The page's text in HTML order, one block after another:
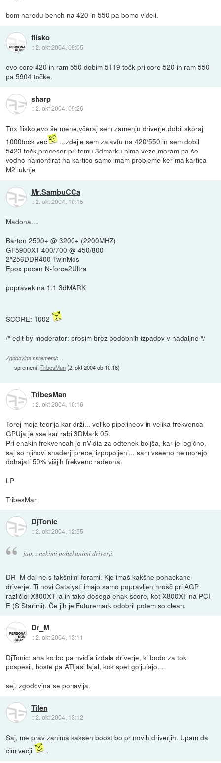
bom naredu bench na 420 in 550 pa bomo videli.
flisko
::2. okt 2004, 09:05
evo core 420 in ram 550 dobim 5119 točk pri core 520 in ram 550
pa 5904 točke.
sharp
::2. okt 2004, 09:26
Tnx flisko,evo še mene,včeraj sem zamenju driverje,dobil skoraj
1000točk več
...zdejle sem zalavfu na 420/550 in sem dobil
5423 točk,procesor pri temu 3dmarku nima veze,moram pa še
vodno namontirat na kartico samo imam probleme ker ma kartica
M2 luknje
Mr.SambuCCa
::2. okt 2004, 10:15
Madona....
Barton 2500+ @ 3200+ (2200MHZ)
GF5900XT 400/700 @ 450/800
2*256DDR400 TwinMos
Epox pocen N-force2Ultra
popravek na 1.1 3dMARK
SCORE: 1002
/* edit by moderator: prosim brez podobnih izpadov v nadaljne */
Zgodovina sprememb…
spremenil:TribesMan(2. okt 2004 ob 10:18)
TribesMan
::2. okt 2004, 10:16
Torej moja teorija kar drži... veliko pipelineov in velika frekvenca
GPUja je vse kar rabi 3DMark 05.
Pri enakih frekvencah je nVidia za odtenek boljša, kar je logično,
saj so njihovi shaderji precej izpopoljeni... sam vseeno ne morejo
dohajati 50% višjih frekvenc radeona.
LP
TribesMan
DjTonic
::2. okt 2004, 12:55
jap, z nekimi pohekanimi driverji.
DR_M daj ne s takšnimi forami. Kje imaš kakšne pohackane
driverje. Ti novi Catalysti imajo samo popravljen hrošč pri AGP
različici X800XT-ja in tako dosega enak score, kot X800XT na PCI-
E (S Starimi). Če jih je Futuremark odobril potem so clean.
Dr_M
::2. okt 2004, 13:11
DjTonic: aha ko bo pa nvidia izdala driverje, ki bodo za tok
pospesil, boste pa ATIjasi lajal, kok spet goljufajo....
sej, zgodovina se ponavlja.
Tilen
::2. okt 2004, 13:12
Saj, me prav zanima kaksen boost bo pr novih driverjih. Upam da
cim vecji
.